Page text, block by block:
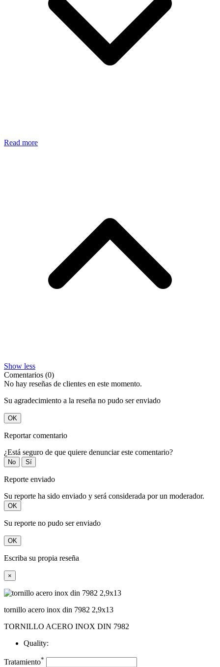
Read more
Show less
Comentarios (0)
No hay reseñas de clientes en este momento.
Su agradecimiento a la reseña no pudo ser enviado
OK
Reportar comentario
¿Está seguro de que quiere denunciar este comentario?
No Sí
Reporte enviado
Su reporte ha sido enviado y será considerada por un moderador.
OK
Su reporte no pudo ser enviado
OK
Escriba su propia reseña
×
tornillo acero inox din 7982 2,9x13
TORNILLO ACERO INOX DIN 7982
Quality:
Tratamiento*